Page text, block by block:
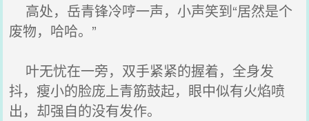
高处，岳青锋冷哼一声，小声笑到“居然是个
废物，哈哈。”
叶无忧在一旁，双手紧紧的握着，全身发
抖，瘦小的脸庞上青筋鼓起，眼中似有火焰喷
出，却强自的没有发作。